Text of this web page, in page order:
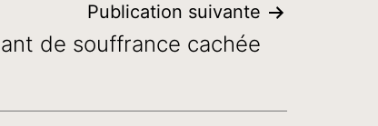
Publication suivante
de souffrance cachée